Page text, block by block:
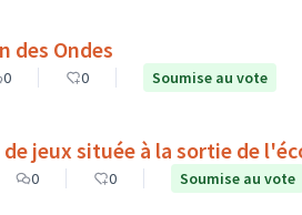
des Ondes
0 0 Soumise au vote
jeux située à la sortie de
0 0 Soumise au vote